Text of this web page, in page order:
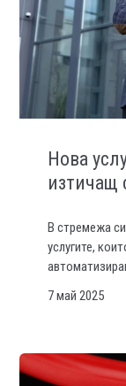
Нова
изтичащ
В стремежа
услугите,
7 май 2025